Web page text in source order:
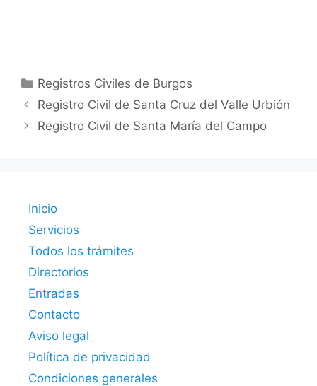
Categorías
Registros Civiles de Burgos
Registro Civil de Santa Cruz del Valle Urbión
Registro Civil de Santa María del Campo
Inicio
Servicios
Todos los trámites
Directorios
Entradas
Contacto
Aviso legal
Política de privacidad
Condiciones generales